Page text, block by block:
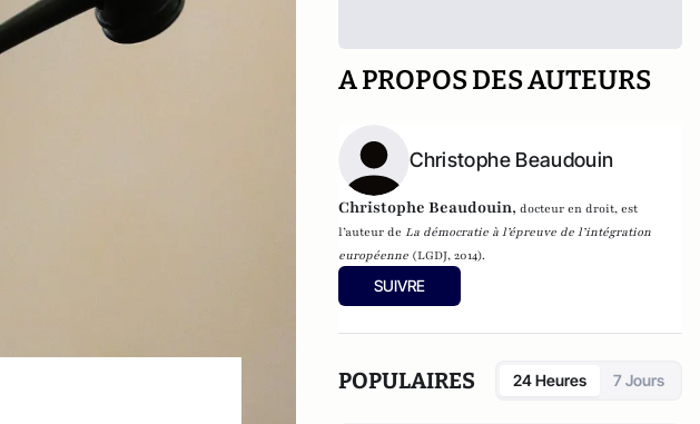
A PROPOS DES AUTEURS
Christophe Beaudouin
Christophe Beaudouin,docteur en droit, est
l’auteur deLa démocratie à l’épreuve de l’intégration
européenne (LGDJ, 2014).
SUIVRE
POPULAIRES 24 Heures 7 Jours